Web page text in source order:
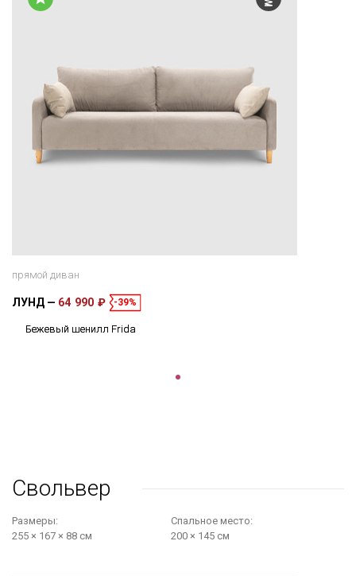
прямой диван
ЛУНД 64 990 ₽ -39%
Бежевый шенилл Frida
Свольвер
Размеры:
255 × 167 × 88 см
Cпальное место:
200 × 145 см